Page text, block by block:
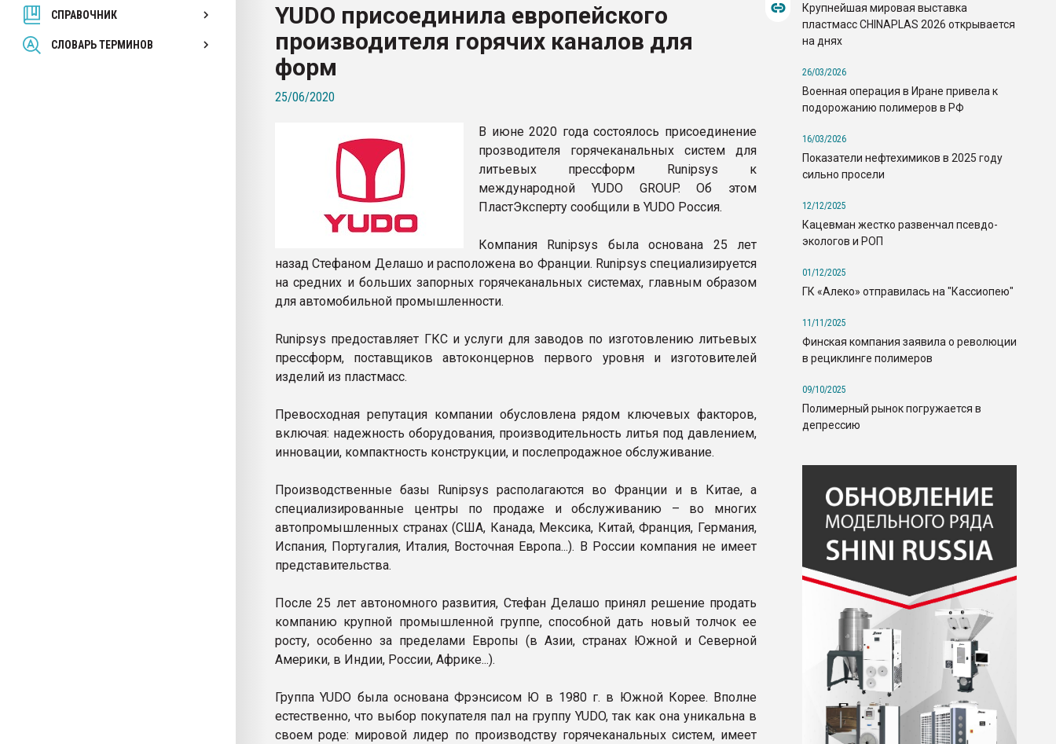
СПРАВОЧНИК
СЛОВАРЬ ТЕРМИНОВ
ситуацией на строительном рынке
Всё, что касается выдува ПЭТ
бутылок
ПЕРЕЙТИ НА ФОРУМ
YUDO присоединила европейского
производителя горячих каналов для
форм
25/06/2020
В июне 2020 года состоялось присоединение
прозводителя горячеканальных систем для
литьевых прессформ Runipsys к
международной YUDO GROUP. Об этом
ПластЭксперту сообщили в YUDO Россия.
Компания Runipsys была основана 25 лет
назад Стефаном Делашо и расположена во Франции. Runipsys специализируется
на средних и больших запорных горячеканальных системах, главным образом
для автомобильной промышленности.
Runipsys предоставляет ГКС и услуги для заводов по изготовлению литьевых
прессформ, поставщиков автоконцернов первого уровня и изготовителей
изделий из пластмасс.
Превосходная репутация компании обусловлена рядом ключевых факторов,
включая: надежность оборудования, производительность литья под давлением,
инновации, компактность конструкции, и послепродажное обслуживание.
Производственные базы Runipsys располагаются во Франции и в Китае, а
специализированные центры по продаже и обслуживанию – во многих
автопромышленных странах (США, Канада, Мексика, Китай, Франция, Германия,
Испания, Португалия, Италия, Восточная Европа...). В России компания не имеет
представительства.
После 25 лет автономного развития, Стефан Делашо принял решение продать
компанию крупной промышленной группе, способной дать новый толчок ее
росту, особенно за пределами Европы (в Азии, странах Южной и Северной
Америки, в Индии, России, Африке...).
Группа YUDO была основана Фрэнсисом Ю в 1980 г. в Южной Корее. Вполне
естественно, что выбор покупателя пал на группу YUDO, так как она уникальна в
своем роде: мировой лидер по производству горячеканальных систем, имеет
Крупнейшая мировая выставка
пластмасс CHINAPLAS 2026 открывается
на днях
26/03/2026
Военная операция в Иране привела к
подорожанию полимеров в РФ
16/03/2026
Показатели нефтехимиков в 2025 году
сильно просели
12/12/2025
Кацевман жестко развенчал псевдо-
экологов и РОП
01/12/2025
ГК «Алеко» отправилась на "Кассиопею"
11/11/2025
Финская компания заявила о революции
в рециклинге полимеров
09/10/2025
Полимерный рынок погружается в
депрессию